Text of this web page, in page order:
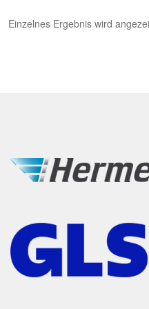
Einzelnes Ergebnis wird